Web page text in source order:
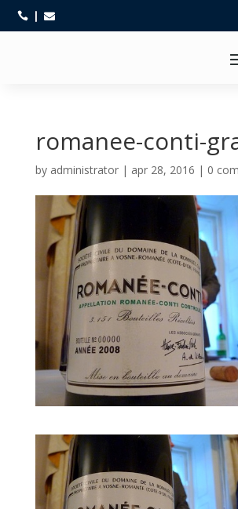
 
romanee-conti-
by administrator| apr 28, 2016 | 0